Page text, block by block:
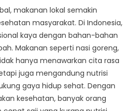
makanan lokal semakin
masyarakat. Di Indonesia,
kaya dengan bahan-bahan
Makanan seperti nasi goreng,
hanya menawarkan cita rasa
juga mengandung nutrisi
gaya hidup sehat. Dengan
kesehatan, banyak orang